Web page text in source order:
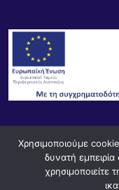
©
Χρησιμοποιούμε
δυνατή
χρησιμοποιείτε